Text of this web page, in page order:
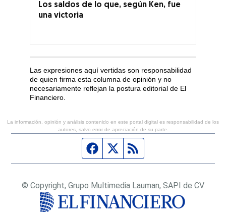
Los saldos de lo que, según Ken, fue
una victoria
Las expresiones aquí vertidas son responsabilidad
de quien firma esta columna de opinión y no
necesariamente reflejan la postura editorial de El
Financiero.
La información, opinión y análisis contenido en este portal digital es responsabilidad de los
autores, salvo error de apreciación de su parte.
Página de Facebook
Fuente Twitter
© Copyright, Grupo Multimedia Lauman, SAPI de CV